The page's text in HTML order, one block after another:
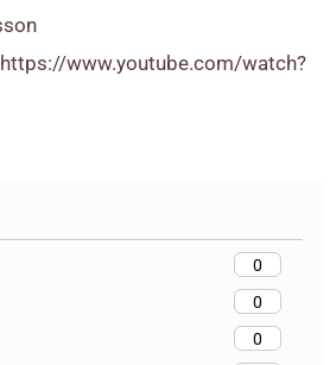
0
0
0
https://www.youtube.com/watch?